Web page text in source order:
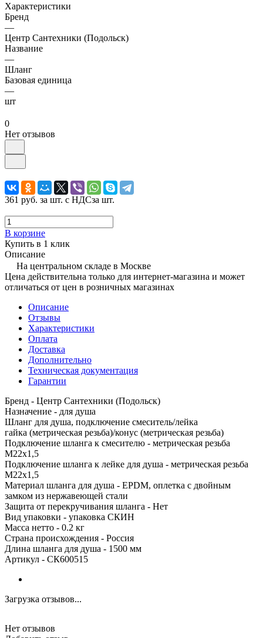
Характеристики
Бренд
—
Центр Сантехники (Подольск)
Название
—
Шланг
Базовая единица
—
шт
0
Нет отзывов
361 руб. за шт. с НДСза шт.
В корзине
Купить в 1 клик
Описание
На центральном складе в Москве
Цена действительна только для интернет-магазина и может
отличаться от цен в розничных магазинах
Описание
Отзывы
Характеристики
Оплата
Доставка
Дополнительно
Техническая документация
Гарантии
Бренд - Центр Сантехники (Подольск)
Назначение - для душа
Шланг для душа, подключение смеситель/лейка
гайка (метрическая резьба)/конус (метрическая резьба)
Подключение шланга к смесителю - метрическая резьба
М22х1,5
Подключение шланга к лейке для душа - метрическая резьба
М22х1,5
Материал шланга для душа - EPDM, оплетка с двойным
замком из нержавеющей стали
Защита от перекручивания шланга - Нет
Вид упаковки - упаковка СКИН
Масса нетто - 0.2 кг
Страна происхождения - Россия
Длина шланга для душа - 1500 мм
Артикул - СК600515
Загрузка отзывов...
Нет отзывов